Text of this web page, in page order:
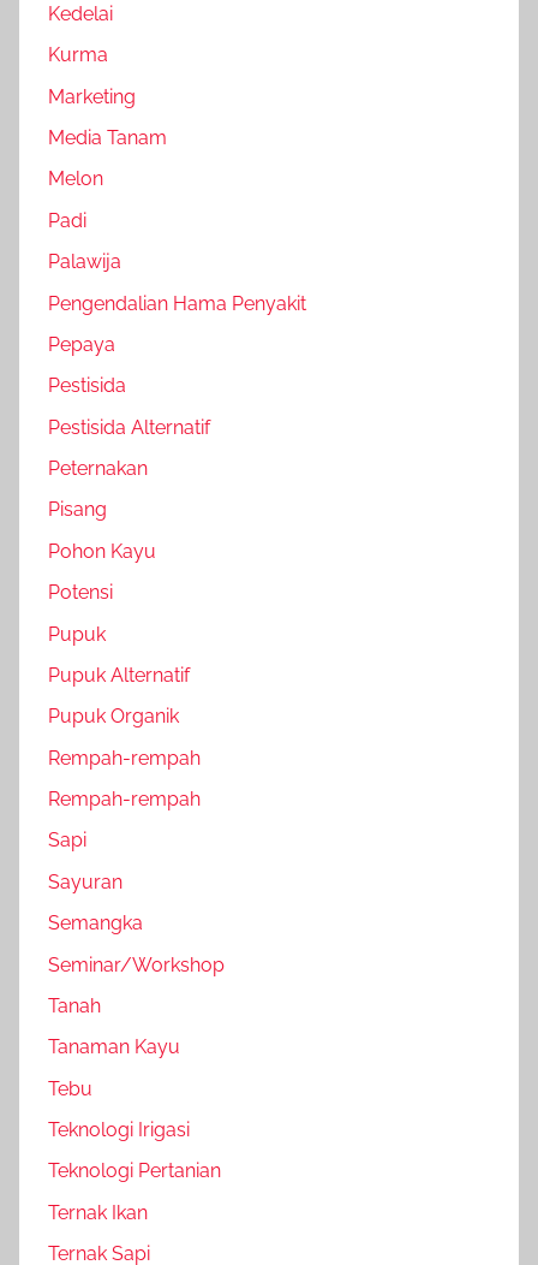
Kedelai
Kurma
Marketing
Media Tanam
Melon
Padi
Palawija
Pengendalian Hama Penyakit
Pepaya
Pestisida
Pestisida Alternatif
Peternakan
Pisang
Pohon Kayu
Potensi
Pupuk
Pupuk Alternatif
Pupuk Organik
Rempah-rempah
Rempah-rempah
Sapi
Sayuran
Semangka
Seminar/Workshop
Tanah
Tanaman Kayu
Tebu
Teknologi Irigasi
Teknologi Pertanian
Ternak Ikan
Ternak Sapi